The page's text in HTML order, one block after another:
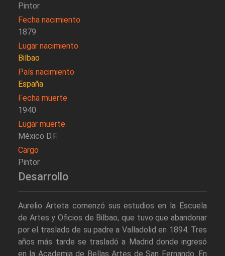
Pintor
Fecha nacimiento
1879
Lugar nacimiento
Bilbao
País nacimiento
España
Fecha muerte
1940
Lugar muerte
México D.F.
Cargo
Pintor
Desarrollo
Aurelio Arteta comenzó sus estudios en la Escuela
de Artes y Oficios de Bilbao, que tuvo que abandonar
por el traslado de su padre a Valladolid en 1894. Tres
años más tarde se trasladó a Madrid donde ingresó
en la Academia de Bellas Artes de San Fernando. En